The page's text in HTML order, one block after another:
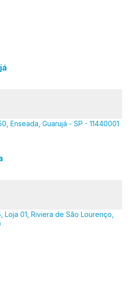
Enseada, Guarujá - SP - 11440001
Loja 01, Riviera de São Lourenço,